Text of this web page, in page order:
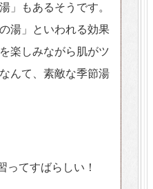
」もあるそうです。
湯」といわれる効果
楽しみながら肌がツ
んて、素敵な季節湯
ってすばらしい！